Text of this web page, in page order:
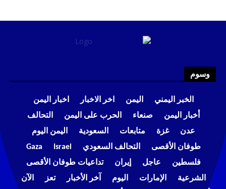
وسوم
الخبر اليمني اليمن اخر الاخبار
اخبار اليمن
أخبار اليمن
صنعاء الحرب على اليمن
التحالف
عدن
غزة متابعات السعودية
اليمن اليوم
طوفان الأقصى
التحالف السعودي Israel
Gaza
فلسطين
عاجل إيران
تداعيات طوفان الأقصى
الشرعية
الإمارات اليوم آخر الأخبار تعز الآن